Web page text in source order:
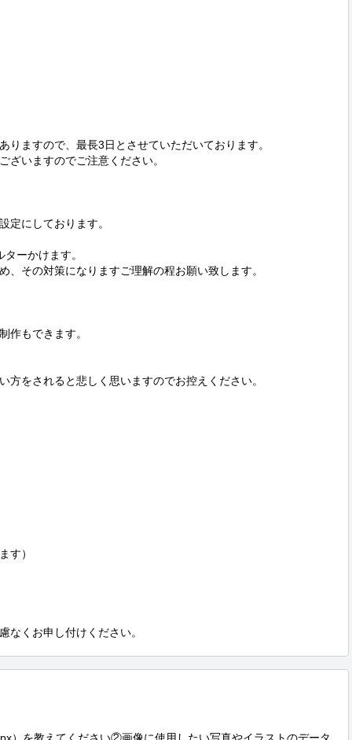
りますので、最長3日とさせていただいております。
ざいますのでご注意ください。
定にしております。
ーかけます。
、その対策になりますご理解の程お願い致します。
作もできます。
方をされると悲しく思いますのでお控えください。
す）
なくお申し付けください。